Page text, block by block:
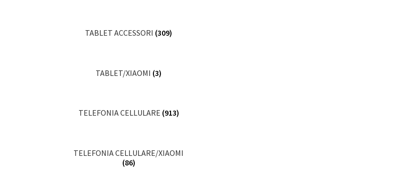
TABLET ACCESSORI (309)
TABLET/XIAOMI (3)
TELEFONIA CELLULARE (913)
TELEFONIA CELLULARE/XIAOMI
(86)